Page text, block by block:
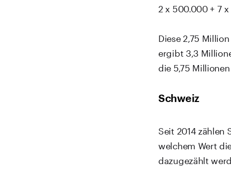
2 x 500.000 + 7
Diese 2,75
ergibt 3,3
die 5,75
Schweiz
Seit 2014 zählen
welchem Wert
dazugezählt